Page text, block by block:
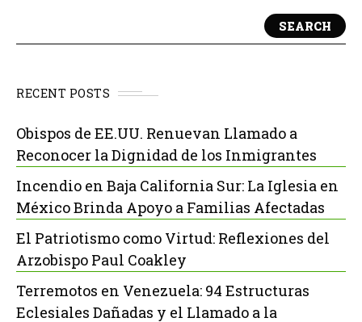
SEARCH
RECENT POSTS
Obispos de EE.UU. Renuevan Llamado a
Reconocer la Dignidad de los Inmigrantes
Incendio en Baja California Sur: La Iglesia en
México Brinda Apoyo a Familias Afectadas
El Patriotismo como Virtud: Reflexiones del
Arzobispo Paul Coakley
Terremotos en Venezuela: 94 Estructuras
Eclesiales Dañadas y el Llamado a la